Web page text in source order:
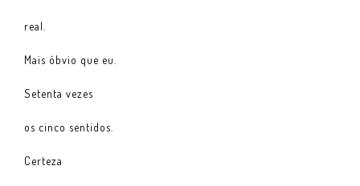
real.
Mais óbvio que eu.
Setenta vezes
os cinco sentidos.
Certeza